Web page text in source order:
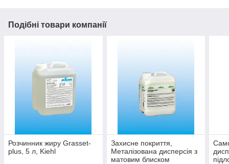
Подібні товари компанії
Розчинник жиру Grasset-
plus, 5 л, Kiehl
Захисне покриття,
Металізована дисперсія з
матовим блиском